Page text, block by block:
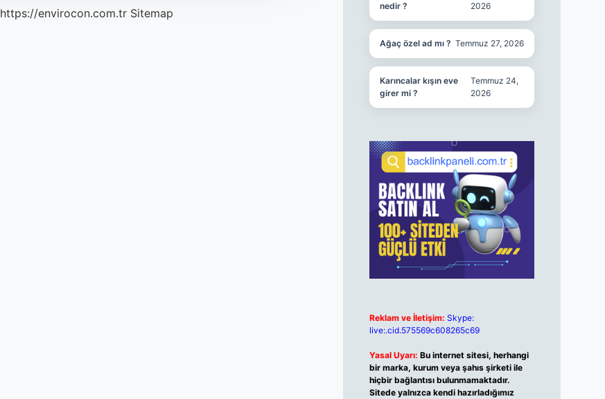
https://envirocon.com.tr Sitemap
nedir ?
2026
Ağaç özel ad mı ? Temmuz 27, 2026
Karıncalar kışın eve
girer mi ?
Temmuz 24,
2026
Reklam ve İletişim: Skype:
live:.cid.575569c608265c69
Yasal Uyarı: Bu internet sitesi, herhangi
bir marka, kurum veya şahıs şirketi ile
hiçbir bağlantısı bulunmamaktadır.
Sitede yalnızca kendi hazırladığımız